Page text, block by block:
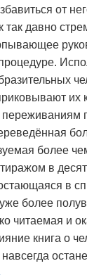
от
так давно
их
более
в
в
более
читаемая и
книга о